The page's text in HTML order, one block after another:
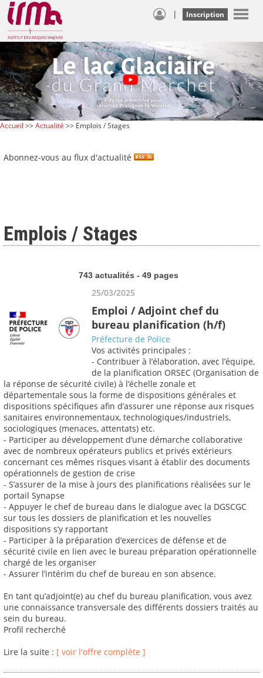
| Inscription
Accueil >>Actualité >> Emplois / Stages
Abonnez-vous au flux d'actualité
Emplois / Stages
743 actualités - 49 pages
25/03/2025
Emploi / Adjoint chef du
bureau planification (h/f)
Préfecture de Police
Vos activités principales :
- Contribuer à l’élaboration, avec l’équipe,
de la planification ORSEC (Organisation de
la réponse de sécurité civile) à l’échelle zonale et
départementale sous la forme de dispositions générales et
dispositions spécifiques afin d’assurer une réponse aux risques
sanitaires environnementaux, technologiques/industriels,
sociologiques (menaces, attentats) etc.
- Participer au développement d’une démarche collaborative
avec de nombreux opérateurs publics et privés extérieurs
concernant ces mêmes risques visant à établir des documents
opérationnels de gestion de crise
- S’assurer de la mise à jours des planifications réalisées sur le
portail Synapse
- Appuyer le chef de bureau dans le dialogue avec la DGSCGC
sur tous les dossiers de planification et les nouvelles
dispositions s’y rapportant
- Participer à la préparation d’exercices de défense et de
sécurité civile en lien avec le bureau préparation opérationnelle
chargé de les organiser
- Assurer l’intérim du chef de bureau en son absence.
En tant qu’adjoint(e) au chef du bureau planification, vous avez
une connaissance transversale des différents dossiers traités au
sein du bureau.
Profil recherché
Lire la suite : [ voir l'offre complète ]